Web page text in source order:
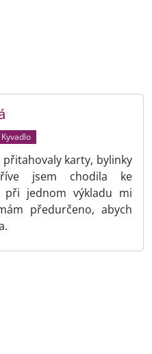
Kyvadlo
karty, bylinky
jsem chodila ke
při jednom výkladu mi
předurčeno, abych